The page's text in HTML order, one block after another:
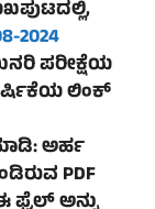
2024
ಪರೀಕ್ಷೆಯ
ಲಿಂಕ್
ಅರ್ಹ
PDF